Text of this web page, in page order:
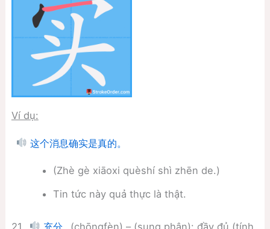
Ví dụ:
这个消息确实是真的。
(Zhè gè xiāoxi quèshí shì zhēn de.)
Tin tức này quả thực là thật.
21. 充分 (chōngfèn) – (sung phân): đầy đủ (tính